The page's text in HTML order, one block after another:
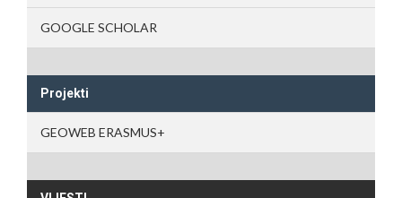
GOOGLE SCHOLAR
Projekti
GEOWEB ERASMUS+